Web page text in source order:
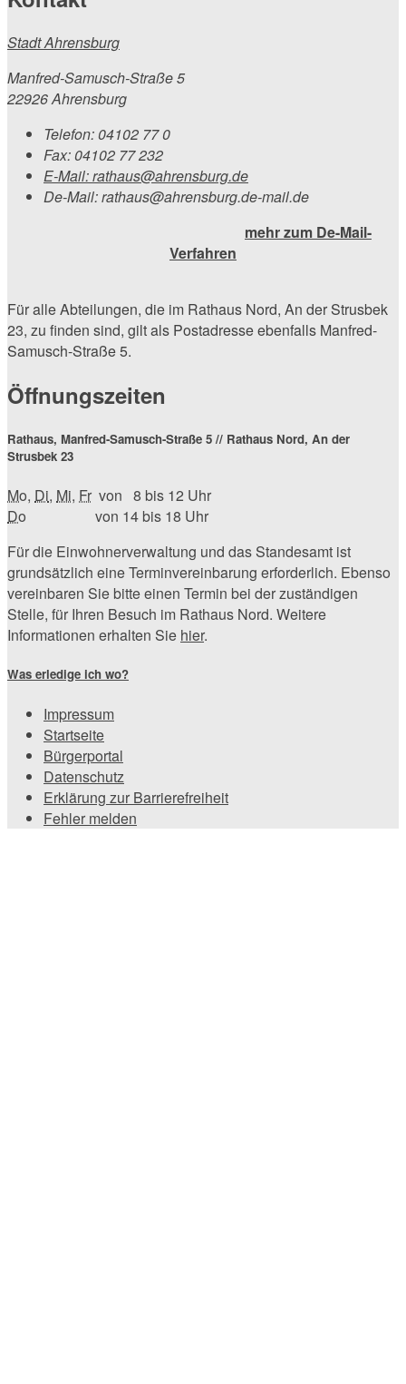
Stadt Ahrensburg
Manfred-Samusch-Straße 5
22926 Ahrensburg
Telefon: 04102 77 0
Fax: 04102 77 232
E-Mail:rathaus@ahrensburg.de
De-Mail: rathaus@ahrensburg.de-mail.de
mehr zum De-Mail-
Verfahren
Für alle Abteilungen, die im Rathaus Nord, An der Strusbek
23, zu finden sind, gilt als Postadresse ebenfalls Manfred-
Samusch-Straße 5.
Öffnungszeiten
Rathaus, Manfred-Samusch-Straße 5 // Rathaus Nord, An der
Strusbek 23
Mo, Di, Mi, Fr von 8 bis 12 Uhr
Do von 14 bis 18 Uhr
Für die Einwohnerverwaltung und das Standesamt ist
grundsätzlich eine Terminvereinbarung erforderlich. Ebenso
vereinbaren Sie bitte einen Termin bei der zuständigen
Stelle, für Ihren Besuch im Rathaus Nord. Weitere
Informationen erhalten Sie hier.
Was erledige ich wo?
Impressum
Startseite
Bürgerportal
Datenschutz
Erklärung zur Barrierefreiheit
Fehler melden